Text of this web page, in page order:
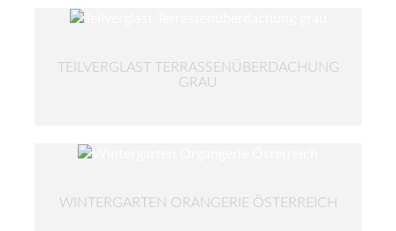
TEILVERGLAST TERRASSENÜBERDACHUNG
GRAU
WINTERGARTEN ORANGERIE ÖSTERREICH